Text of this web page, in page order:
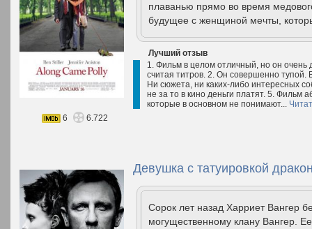
плаванью прямо во время
будущее с женщиной мечты,
Лучший отзыв
1. Фильм в целом отличный, но он очень
считая титров. 2. Он совершенно тупой.
Ни сюжета, ни каких-либо интересных
не за то в кино деньги платят. 5.
которые в основном не понимают...
6
6.722
Девушка с татуировкой
Сорок лет назад Харриет Вангер
могущественному клану Вангер.